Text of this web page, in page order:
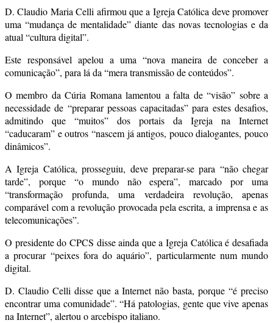
D. Claudio Maria Celli afirmou que a Igreja Católica deve promover
uma “mudança de mentalidade” diante das novas tecnologias e da
atual “cultura digital”.
Este responsável apelou a uma “nova maneira de conceber a
comunicação”, para lá da “mera transmissão de conteúdos”.
O membro da Cúria Romana lamentou a falta de “visão” sobre a
necessidade de “preparar pessoas capacitadas” para estes desafios,
admitindo que “muitos” dos portais da Igreja na Internet
“caducaram” e outros “nascem já antigos, pouco dialogantes, pouco
dinâmicos”.
A Igreja Católica, prosseguiu, deve preparar-se para “não chegar
tarde”, porque “o mundo não espera”, marcado por uma
“transformação profunda, uma verdadeira revolução, apenas
comparável com a revolução provocada pela escrita, a imprensa e as
telecomunicações”.
O presidente do CPCS disse ainda que a Igreja Católica é desafiada
a procurar “peixes fora do aquário”, particularmente num mundo
digital.
D. Claudio Celli disse que a Internet não basta, porque “é preciso
encontrar uma comunidade”. “Há patologias, gente que vive apenas
na Internet”, alertou o arcebispo italiano.